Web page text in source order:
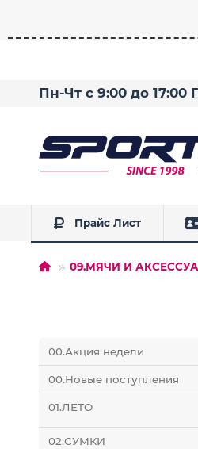
Пн-Чт с 9:00 до 17:00
Прайс Лист
09.МЯЧИ И
00.Акция недели
00.Новые поступления
01.ЛЕТО
02.СУМКИ